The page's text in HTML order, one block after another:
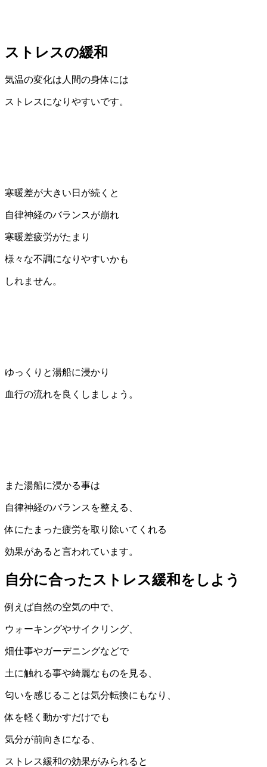
ストレスの緩和
気温の変化は人間の身体には
ストレスになりやすいです。
寒暖差が大きい日が続くと
自律神経のバランスが崩れ
寒暖差疲労がたまり
様々な不調になりやすいかも
しれません。
ゆっくりと湯船に浸かり
血行の流れを良くしましょう。
また湯船に浸かる事は
自律神経のバランスを整える、
体にたまった疲労を取り除いてくれる
効果があると言われています。
自分に合ったストレス緩和をしよう
例えば自然の空気の中で、
ウォーキングやサイクリング、
畑仕事やガーデニングなどで
土に触れる事や綺麗なものを見る、
匂いを感じることは気分転換にもなり、
体を軽く動かすだけでも
気分が前向きになる、
ストレス緩和の効果がみられると